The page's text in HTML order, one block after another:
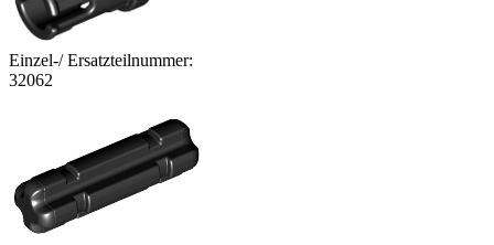
Einzel-/ Ersatzteilnummer:
32062